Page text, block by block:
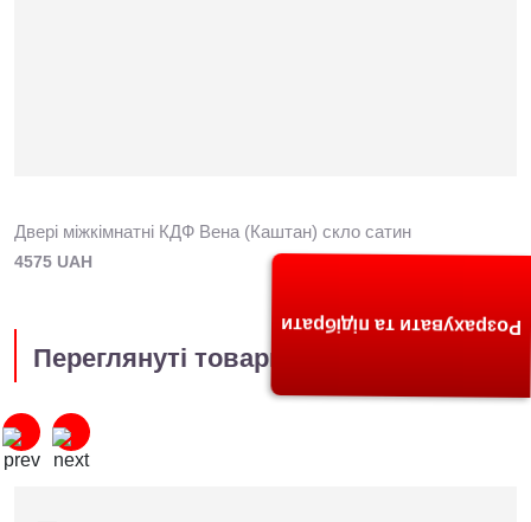
Двері міжкімнатні КДФ Вена (Каштан) скло сатин
4575 UAH
Переглянуті товари
Розрахувати та підібрати